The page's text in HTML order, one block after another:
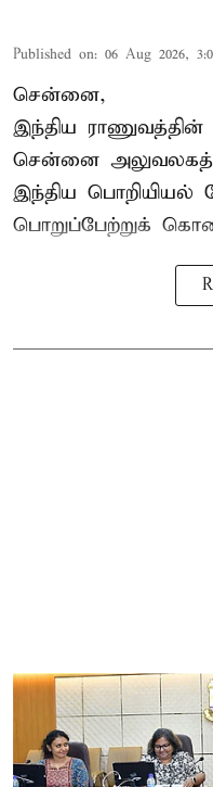
Published on: 06 Aug 2026,
சென்னை,
இந்திய
சென்னை
இந்திய பொறியியல்
பொறுப்பேற்றுக்